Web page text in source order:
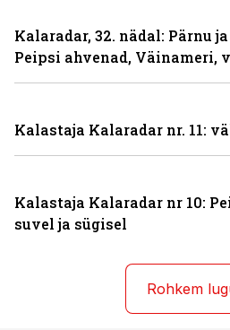
Kalaradar, 32. nädal: Pärnu
Peipsi ahvenad, Väinameri,
Kalastaja Kalaradar nr. 11:
Kalastaja Kalaradar nr 10:
suvel ja sügisel
Rohkem